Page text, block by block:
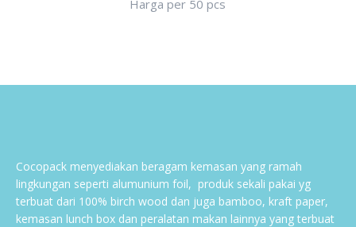
Harga per 50 pcs
Cocopack menyediakan beragam kemasan yang ramah
lingkungan seperti alumunium foil, produk sekali pakai yg
terbuat dari 100% birch wood dan juga bamboo, kraft paper,
kemasan lunch box dan peralatan makan lainnya yang terbuat